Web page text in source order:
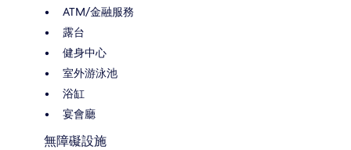
ATM/金融服務
露台
健身中心
室外游泳池
浴缸
宴會廳
無障礙設施